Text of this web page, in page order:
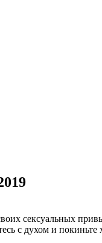
сексуальных
с духом и